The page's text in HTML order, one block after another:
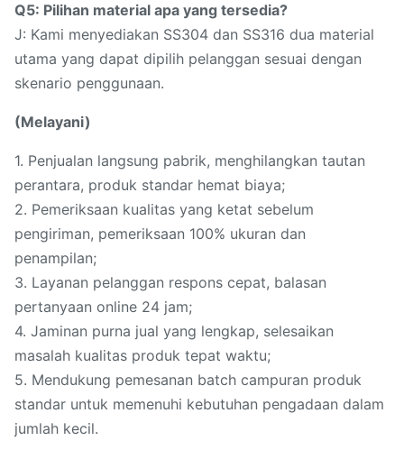
Q5: Pilihan material apa yang tersedia?
J: Kami menyediakan SS304 dan SS316 dua material
utama yang dapat dipilih pelanggan sesuai dengan
skenario penggunaan.
(Melayani)
1. Penjualan langsung pabrik, menghilangkan tautan
perantara, produk standar hemat biaya;
2. Pemeriksaan kualitas yang ketat sebelum
pengiriman, pemeriksaan 100% ukuran dan
penampilan;
3. Layanan pelanggan respons cepat, balasan
pertanyaan online 24 jam;
4. Jaminan purna jual yang lengkap, selesaikan
masalah kualitas produk tepat waktu;
5. Mendukung pemesanan batch campuran produk
standar untuk memenuhi kebutuhan pengadaan dalam
jumlah kecil.